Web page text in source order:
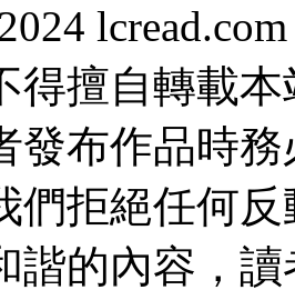
得擅自轉載
發布作品時
們拒絕任何
諧的內容，